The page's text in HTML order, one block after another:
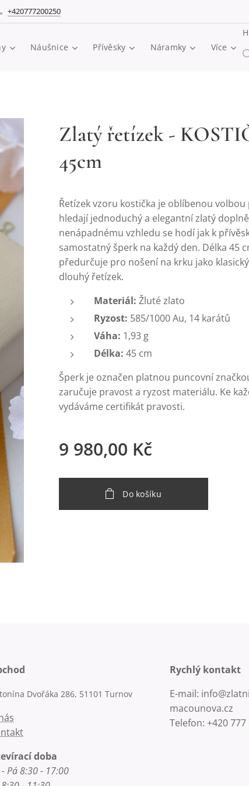
+420777200250
Náušnice Přívěsky Náramky Více
Zlatý řetízek -
45cm
Řetízek vzoru kostička je oblíbenou volbou
hledají jednoduchý a elegantní zlatý
nenápadnému vzhledu se hodí jak k
samostatný šperk na každý den. Délka 45
předurčuje pro nošení na krku jako
dlouhý řetízek.
Materiál: Žluté zlato
Ryzost: 585/1000 Au, 14 karátů
Váha: 1,93 g
Délka: 45 cm
Šperk je označen platnou puncovní
zaručuje pravost a ryzost materiálu. Ke
vydáváme certifikát pravosti.
9 980,00 Kč
Do košíku
Dvořáka 286, 51101 Turnov
doba
Pá 8:30 - 17:00
Rychlý kontakt
E-mail:
macounova.cz
Telefon: +420 777